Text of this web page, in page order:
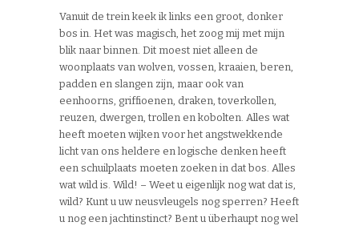
Vanuit de trein keek ik links een groot, donker
bos in. Het was magisch, het zoog mij met mijn
blik naar binnen. Dit moest niet alleen de
woonplaats van wolven, vossen, kraaien, beren,
padden en slangen zijn, maar ook van
eenhoorns, griffioenen, draken, toverkollen,
reuzen, dwergen, trollen en kobolten. Alles wat
heeft moeten wijken voor het angstwekkende
licht van ons heldere en logische denken heeft
een schuilplaats moeten zoeken in dat bos. Alles
wat wild is. Wild! – Weet u eigenlijk nog wat dat is,
wild? Kunt u uw neusvleugels nog sperren? Heeft
u nog een jachtinstinct? Bent u überhaupt nog wel